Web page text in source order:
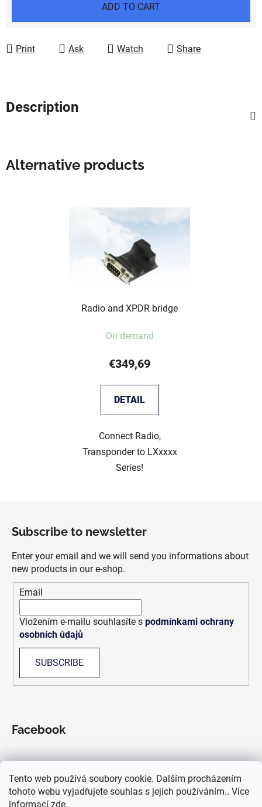
Tento web používá soubory cookie. Dalším procházením
tohoto webu vyjadřujete souhlas s jejich používáním.. Více
informací zde.
ADD TO CART
Print Ask Watch Share
Description
Alternative products
Radio and XPDR bridge
On demand
€349,69
DETAIL
Connect Radio,
Transponder to LXxxxx
Series!
Subscribe to newsletter
Enter your email and we will send you informations about
new products in our e-shop.
Email
Vložením e-mailu souhlasíte s podmínkami ochrany
osobních údajů
SUBSCRIBE
Facebook
We accept online payments